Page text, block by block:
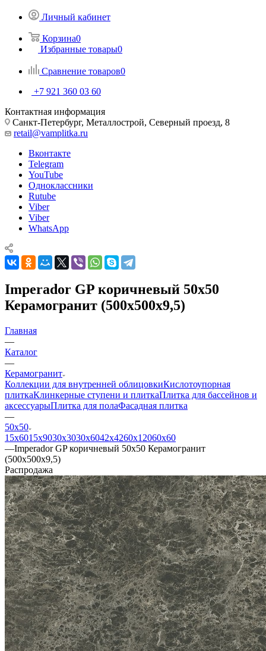
Личный кабинет
Корзина0
Избранные товары0
Сравнение товаров0
+7 921 360 03 60
Контактная информация
Санкт-Петербург, Металлострой, Северный проезд, 8
retail@vamplitka.ru
Вконтакте
Telegram
YouTube
Одноклассники
Rutube
Viber
Viber
WhatsApp
Imperador GP коричневый 50х50
Керамогранит (500x500x9,5)
Главная
—
Каталог
—
Керамогранит
Коллекции для внутренней облицовкиКислотоупорная
плиткаКлинкерные ступени и плиткаПлитка для бассейнов и
аксессуарыПлитка для полаФасадная плитка
—
50х50
15х6015x9030х3030х6042х4260х12060х60
—Imperador GP коричневый 50х50 Керамогранит
(500x500x9,5)
Распродажа